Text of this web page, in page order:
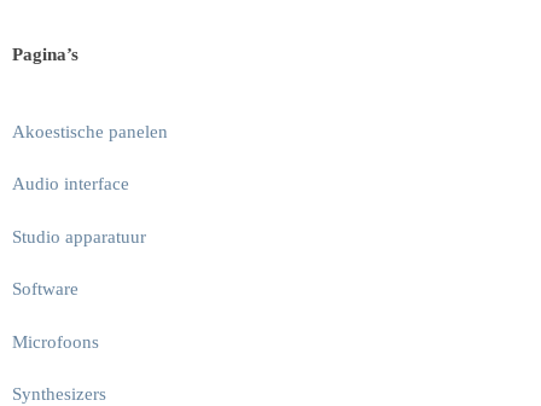
Pagina’s
Akoestische panelen
Audio interface
Studio apparatuur
Software
Microfoons
Synthesizers